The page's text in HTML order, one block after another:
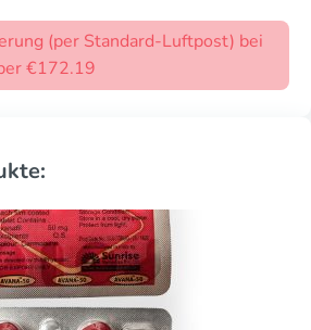
(per Standard-Luftpost) bei
€172.19